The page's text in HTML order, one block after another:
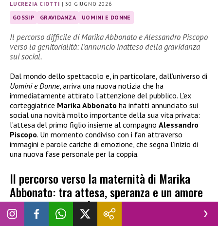
LUCREZIA CIOTTI |30 GIUGNO 2026
GOSSIP GRAVIDANZA UOMINI E DONNE
Il percorso difficile di Marika Abbonato e Alessandro Piscopo
verso la genitorialità: l’annuncio inatteso della gravidanza
sui social.
Dal mondo dello spettacolo e, in particolare, dall’universo di
Uomini e Donne, arriva una nuova notizia che ha
immediatamente attirato l’attenzione del pubblico. L’ex
corteggiatrice Marika Abbonato ha infatti annunciato sui
social una novità molto importante della sua vita privata:
l’attesa del primo figlio insieme al compagno Alessandro
Piscopo. Un momento condiviso con i fan attraverso
immagini e parole cariche di emozione, che segna l’inizio di
una nuova fase personale per la coppia.
Il percorso verso la maternità di Marika
Abbonato: tra attesa, speranza e un amore
che diventa realtà